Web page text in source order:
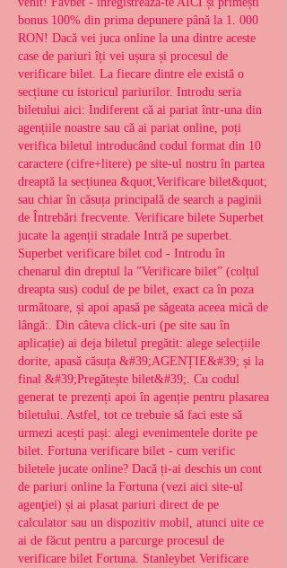
bonus 100% din prima depunere până la 1. 000
RON! Dacă vei juca online la una dintre aceste
case de pariuri îți vei ușura și procesul de
verificare bilet. La fiecare dintre ele există o
secțiune cu istoricul pariurilor. Introdu seria
biletului aici: Indiferent că ai pariat într-una din
agențiile noastre sau că ai pariat online, poți
verifica biletul introducând codul format din 10
caractere (cifre+litere) pe site-ul nostru în partea
dreaptă la secțiunea &quot;Verificare bilet&quot;
sau chiar în căsuța principală de search a paginii
de Întrebări frecvente. Verificare bilete Superbet
jucate la agenții stradale Intră pe superbet.
Superbet verificare bilet cod - Introdu în
chenarul din dreptul la ”Verificare bilet” (colțul
dreapta sus) codul de pe bilet, exact ca în poza
următoare, și apoi apasă pe săgeata aceea mică de
lângă:. Din câteva click-uri (pe site sau în
aplicație) ai deja biletul pregătit: alege selecțiile
dorite, apasă căsuța &#39;AGENȚIE&#39; și la
final &#39;Pregătește bilet&#39;. Cu codul
generat te prezenți apoi în agenție pentru plasarea
biletului. Astfel, tot ce trebuie să faci este să
urmezi acești pași: alegi evenimentele dorite pe
bilet. Fortuna verificare bilet - cum verific
biletele jucate online? Dacă ți-ai deschis un cont
de pariuri online la Fortuna (vezi aici site-ul
agenţiei) și ai plasat pariuri direct de pe
calculator sau un dispozitiv mobil, atunci uite ce
ai de făcut pentru a parcurge procesul de
verificare bilet Fortuna. Stanleybet Verificare